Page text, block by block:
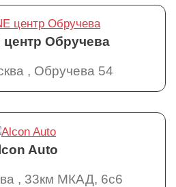
центр Обручева
, Обручева 54
Auto
, 33км МКАД, 6с6